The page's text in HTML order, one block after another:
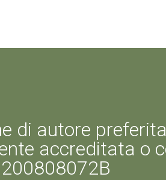
di autore
accreditata o